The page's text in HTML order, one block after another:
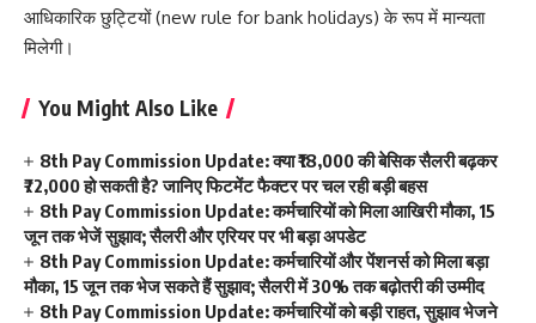
आधिकारिक छुट्टियों (new rule for bank holidays) के रूप में मान्यता
मिलेगी।
You Might Also Like
8th Pay Commission Update: क्या ₹18,000 की बेसिक सैलरी बढ़कर
₹72,000 हो सकती है? जानिए फिटमेंट फैक्टर पर चल रही बड़ी बहस
8th Pay Commission Update: कर्मचारियों को मिला आखिरी मौका, 15
जून तक भेजें सुझाव; सैलरी और एरियर पर भी बड़ा अपडेट
8th Pay Commission Update: कर्मचारियों और पेंशनर्स को मिला बड़ा
मौका, 15 जून तक भेज सकते हैं सुझाव; सैलरी में 30% तक बढ़ोतरी की उम्मीद
8th Pay Commission Update: कर्मचारियों को बड़ी राहत, सुझाव भेजने